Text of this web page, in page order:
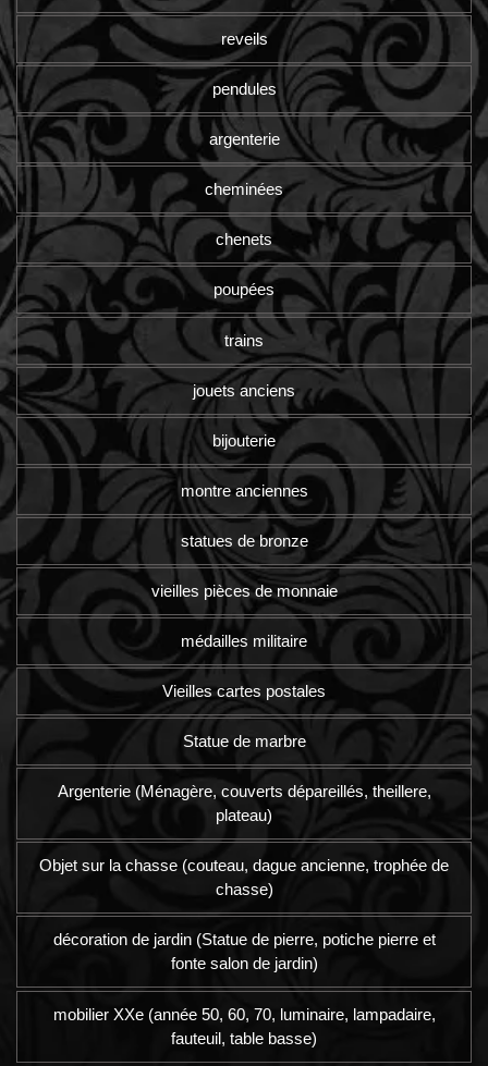
reveils
pendules
argenterie
cheminées
chenets
poupées
trains
jouets anciens
bijouterie
montre anciennes
statues de bronze
vieilles pièces de monnaie
médailles militaire
Vieilles cartes postales
Statue de marbre
Argenterie (Ménagère, couverts dépareillés, theillere,
plateau)
Objet sur la chasse (couteau, dague ancienne, trophée de
chasse)
décoration de jardin (Statue de pierre, potiche pierre et
fonte salon de jardin)
mobilier XXe (année 50, 60, 70, luminaire, lampadaire,
fauteuil, table basse)